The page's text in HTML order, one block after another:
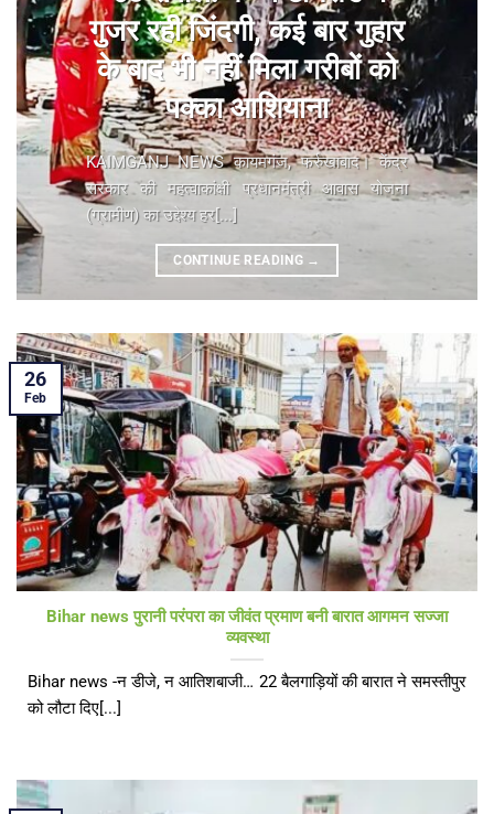
गुजर रही जिंदगी, कई बार गुहार
के बाद भी नहीं मिला गरीबों को
पक्का आशियाना
KAIMGANJ NEWS कायमगंज, फर्रुखाबाद। केंद्र
सरकार की महत्वाकांक्षी प्रधानमंत्री आवास योजना
(ग्रामीण) का उद्देश्य हर[...]
CONTINUE READING →
Bihar news पुरानी परंपरा का जीवंत प्रमाण बनी बारात आगमन सज्जा
व्यवस्था
Bihar news -न डीजे, न आतिशबाजी… 22 बैलगाड़ियों की बारात ने समस्तीपुर
को लौटा दिए[...]
26
Feb